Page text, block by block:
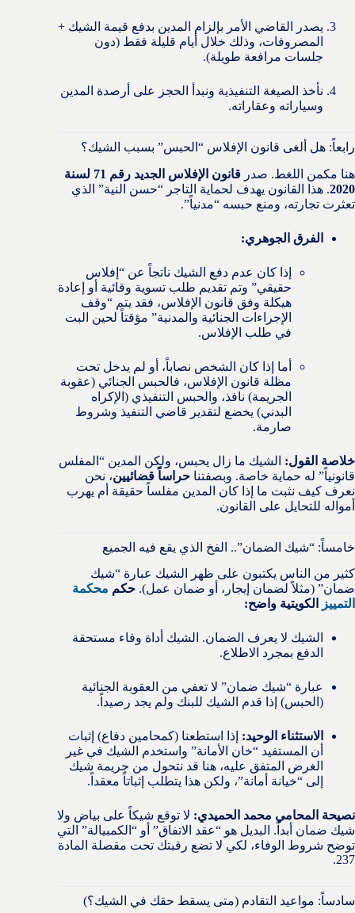
يصدر القاضي الأمر بإلزام المدين بدفع قيمة الشيك +
المصروفات، وذلك خلال أيام قليلة فقط (دون
جلسات مرافعة طويلة).
نأخذ الصيغة التنفيذية ونبدأ الحجز على أرصدة المدين
وسياراته وعقاراته.
رابعاً: هل ألغى قانون الإفلاس “الحبس” بسبب الشيك؟
هنا مكمن اللغط. صدر
قانون الإفلاس الجديد رقم 71 لسنة
2020. هذا القانون يهدف لحماية التاجر “حسن النية” الذي
تعثرت تجارته، ومنع حبسه “مدنياً”.
الفرق الجوهري:
إذا كان عدم دفع الشيك ناتجاً عن “إفلاس
حقيقي” وتم تقديم طلب تسوية وقائية أو إعادة
هيكلة وفق قانون الإفلاس، فقد يتم “وقف
الإجراءات الجنائية والمدنية” مؤقتاً لحين البت
في طلب الإفلاس.
أما إذا كان الشخص نصاباً، أو لم يدخل تحت
مظلة قانون الإفلاس، فالحبس الجنائي (عقوبة
الجريمة) نافذ، والحبس التنفيذي (الإكراه
البدني) يخضع لتقدير قاضي التنفيذ وشروط
صارمة.
خلاصة القول: الشيك ما زال يحبس، ولكن المدين “المفلس
قانونياً” له حماية خاصة. وبصفتنا حراساً قضائيين، نحن
نعرف كيف نثبت ما إذا كان المدين مفلساً حقيقة أم يهرب
أمواله للتحايل على القانون.
خامساً: “شيك الضمان”.. الفخ الذي يقع فيه الجميع
كثير من الناس يكتبون على ظهر الشيك عبارة “شيك
ضمان” (مثلاً لضمان إيجار، أو ضمان عمل). حكم محكمة
التمييز
الكويتية واضح:
الشيك لا يعرف الضمان. الشيك أداة وفاء مستحقة
الدفع بمجرد الاطلاع.
عبارة “شيك ضمان” لا تعفي من العقوبة الجنائية
(الحبس) إذا قدم الشيك للبنك ولم يجد رصيداً.
الاستثناء الوحيد: إذا استطعنا (كمحامين دفاع) إثبات
أن المستفيد “خان الأمانة” واستخدم الشيك في غير
الغرض المتفق عليه، هنا قد نتحول من جريمة شيك
إلى “خيانة أمانة”، ولكن هذا يتطلب إثباتاً معقداً.
نصيحة المحامي محمد الحميدي: لا توقع شيكاً على بياض ولا
شيك ضمان أبداً. البديل هو “عقد الاتفاق” أو “الكمبيالة” التي
توضح شروط الوفاء، لكي لا تضع رقبتك تحت مقصلة المادة
237.
سادساً: مواعيد التقادم (متى يسقط حقك في الشيك؟)